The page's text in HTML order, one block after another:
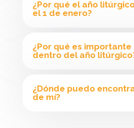
¿Por qué el año
el 1 de enero?
¿Por qué es
dentro del año
¿Dónde puedo
de mí?